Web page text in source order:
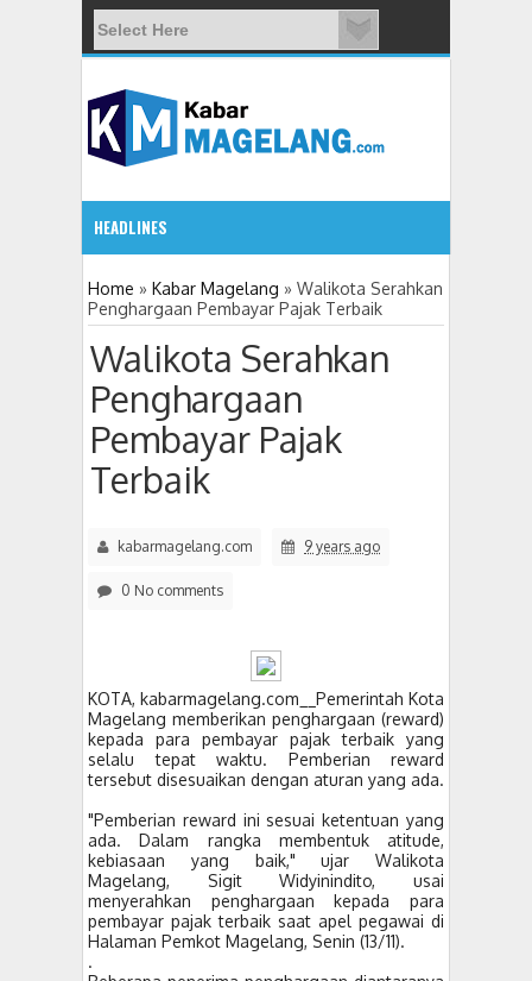
HEADLINES
09:08 AM
Home » Kabar Magelang » Walikota Serahkan
Penghargaan Pembayar Pajak Terbaik
Walikota Serahkan
Penghargaan
Pembayar Pajak
Terbaik
kabarmagelang.com 9 years ago
0 No comments
KOTA, kabarmagelang.com__Pemerintah Kota
Magelang memberikan penghargaan (reward)
kepada para pembayar pajak terbaik yang
selalu tepat waktu. Pemberian reward
tersebut disesuaikan dengan aturan yang ada.
"Pemberian reward ini sesuai ketentuan yang
ada. Dalam rangka membentuk atitude,
kebiasaan yang baik," ujar Walikota
Magelang, Sigit Widyinindito, usai
menyerahkan penghargaan kepada para
pembayar pajak terbaik saat apel pegawai di
Halaman Pemkot Magelang, Senin (13/11).
.